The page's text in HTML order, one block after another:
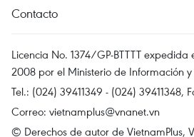
Contacto
Licencia No. 1374/GP-BTTTT expedida
2008 por el Ministerio de Información
Tel.: (024) 39411349 - (024) 39411348,
Correo: vietnamplus@vnanet.vn
© Derechos de autor de VietnamPlus,